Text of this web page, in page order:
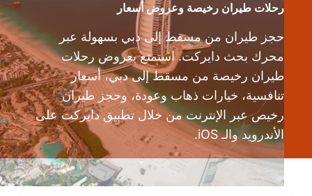
رحلات طيران رخيصة وعروض أسعار
حجز طيران من مسقط إلى دبي بسهولة عبر
محرك بحث دايركت. استمتع بعروض رحلات
طيران رخيصة من مسقط إلى دبي، أسعار
تنافسية، خيارات ذهاب وعودة، وحجز طيران
رخيص عبر الإنترنت من خلال تطبيق دايركت على
الأندرويد والـ iOS.